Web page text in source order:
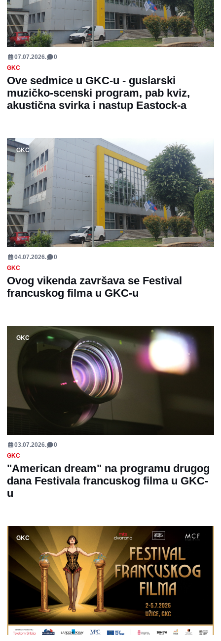
07.07.2026.
0
GKC
Ove sedmice u GKC-u - guslarski
muzičko-scenski program, pab kviz,
akustična svirka i nastup Eastock-a
GKC
04.07.2026.
0
GKC
Ovog vikenda završava se Festival
francuskog filma u GKC-u
GKC
03.07.2026.
0
GKC
"American dream" na programu drugog
dana Festivala francuskog filma u GKC-
u
GKC